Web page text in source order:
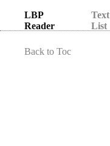
LBP
Reader
Text
List
Back to Toc